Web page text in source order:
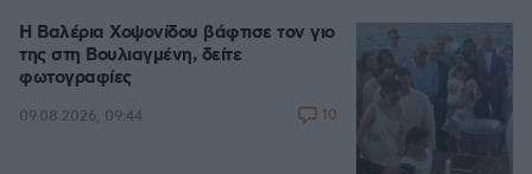
Η Βαλέρια Χοψονίδου βάφτισε τον γιο
της στη Βουλιαγμένη, δείτε
φωτογραφίες
09.08.2026, 09:44 10